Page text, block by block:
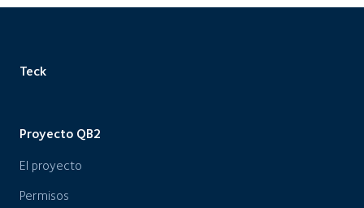
Teck
Proyecto QB2
El proyecto
Permisos